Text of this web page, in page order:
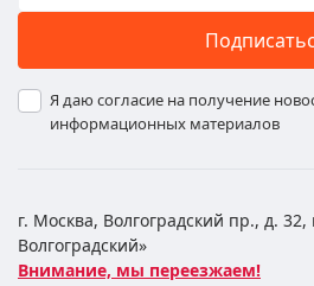
Я даю согласие на получение
информационных материалов
г. Москва, Волгоградский пр., д.
Волгоградский»
Внимание, мы переезжаем!